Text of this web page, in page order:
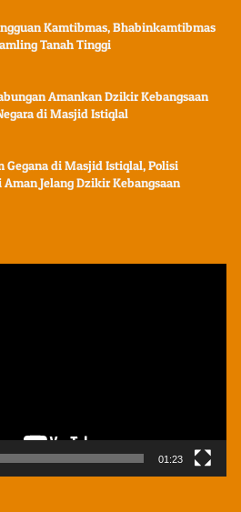
Kamtibmas, Bhabinkamtibmas
Tanah Tinggi
Amankan Dzikir Kebangsaan
di Masjid Istiqlal
Gegana di Masjid Istiqlal, Polisi
Jelang Dzikir Kebangsaan
01:23